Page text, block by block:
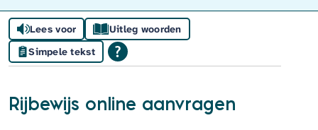
Lees voor
Uitleg woorden
Simpele tekst
Rijbewijs online aanvragen